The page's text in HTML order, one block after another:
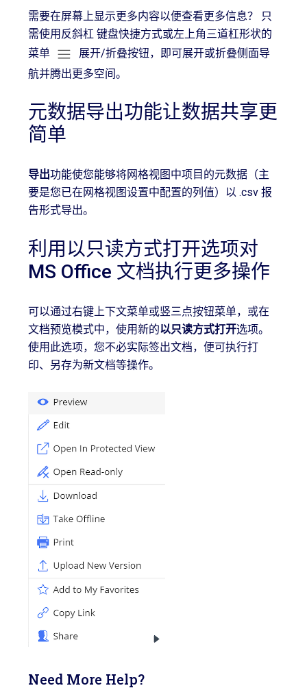
需要在屏幕上显示更多内容以便查看更多信息？ 只
需使用反斜杠 键盘快捷方式或左上角三道杠形状的
菜单
展开/折叠按钮，即可展开或折叠侧面导
航并腾出更多空间。
元数据导出功能让数据共享更
简单
导出功能使您能够将网格视图中项目的元数据（主
要是您已在网格视图设置中配置的列值）以 .csv 报
告形式导出。
利用以只读方式打开选项对
MS Office 文档执行更多操作
可以通过右键上下文菜单或竖三点按钮菜单，或在
文档预览模式中，使用新的以只读方式打开选项。
使用此选项，您不必实际签出文档，便可执行打
印、另存为新文档等操作。
Need More Help?